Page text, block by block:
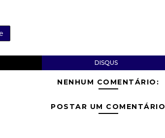
DISQUS
NENHUM COMENTÁRIO:
POSTAR UM COMENTÁRIO